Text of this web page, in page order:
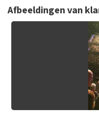
niet mogelijk om een
tickets hebt aangeschaft
grof taalgebruik en/of
Het kan enkele weken
Afbeeldingen van